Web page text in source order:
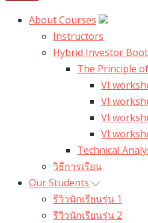
About Courses
Instructors
Hybrid Investor
The Principle
VI
VI
VI
VI
Technical
วิธีการเรียน
Our Students
รีวิวนักเรียนรุ่น 1
รีวิวนักเรียนรุ่น 2